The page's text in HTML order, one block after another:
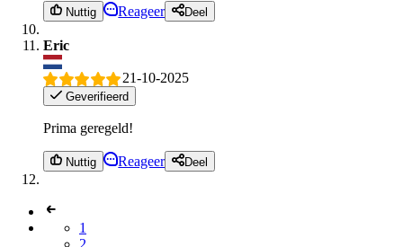
Nuttig Reageer Deel
Eric
21-10-2025
Geverifieerd
Prima geregeld!
Nuttig Reageer Deel
1
2